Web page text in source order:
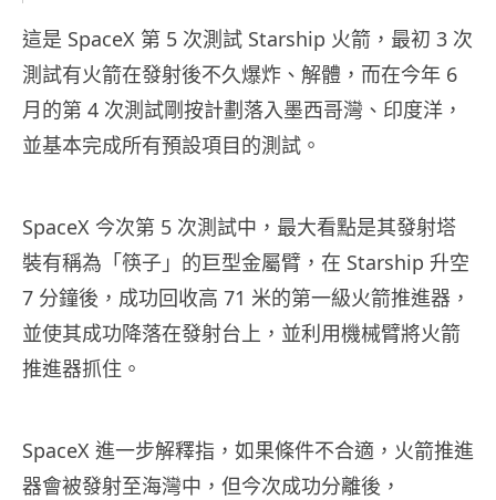
這是 SpaceX 第 5 次測試 Starship 火箭，最初 3 次
測試有火箭在發射後不久爆炸、解體，而在今年 6
月的第 4 次測試剛按計劃落入墨西哥灣、印度洋，
並基本完成所有預設項目的測試。
SpaceX 今次第 5 次測試中，最大看點是其發射塔
裝有稱為「筷子」的巨型金屬臂，在 Starship 升空
7 分鐘後，成功回收高 71 米的第一級火箭推進器，
並使其成功降落在發射台上，並利用機械臂將火箭
推進器抓住。
SpaceX 進一步解釋指，如果條件不合適，火箭推進
器會被發射至海灣中，但今次成功分離後，